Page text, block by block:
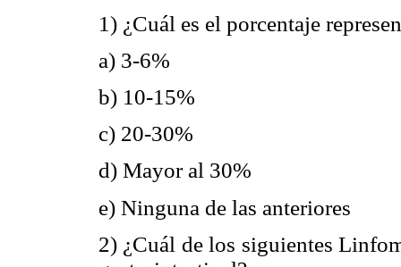
1) ¿Cuál es el porcentaje
a) 3-6%
b) 10-15%
c) 20-30%
d) Mayor al 30%
e) Ninguna de las anteriores
2) ¿Cuál de los siguientes